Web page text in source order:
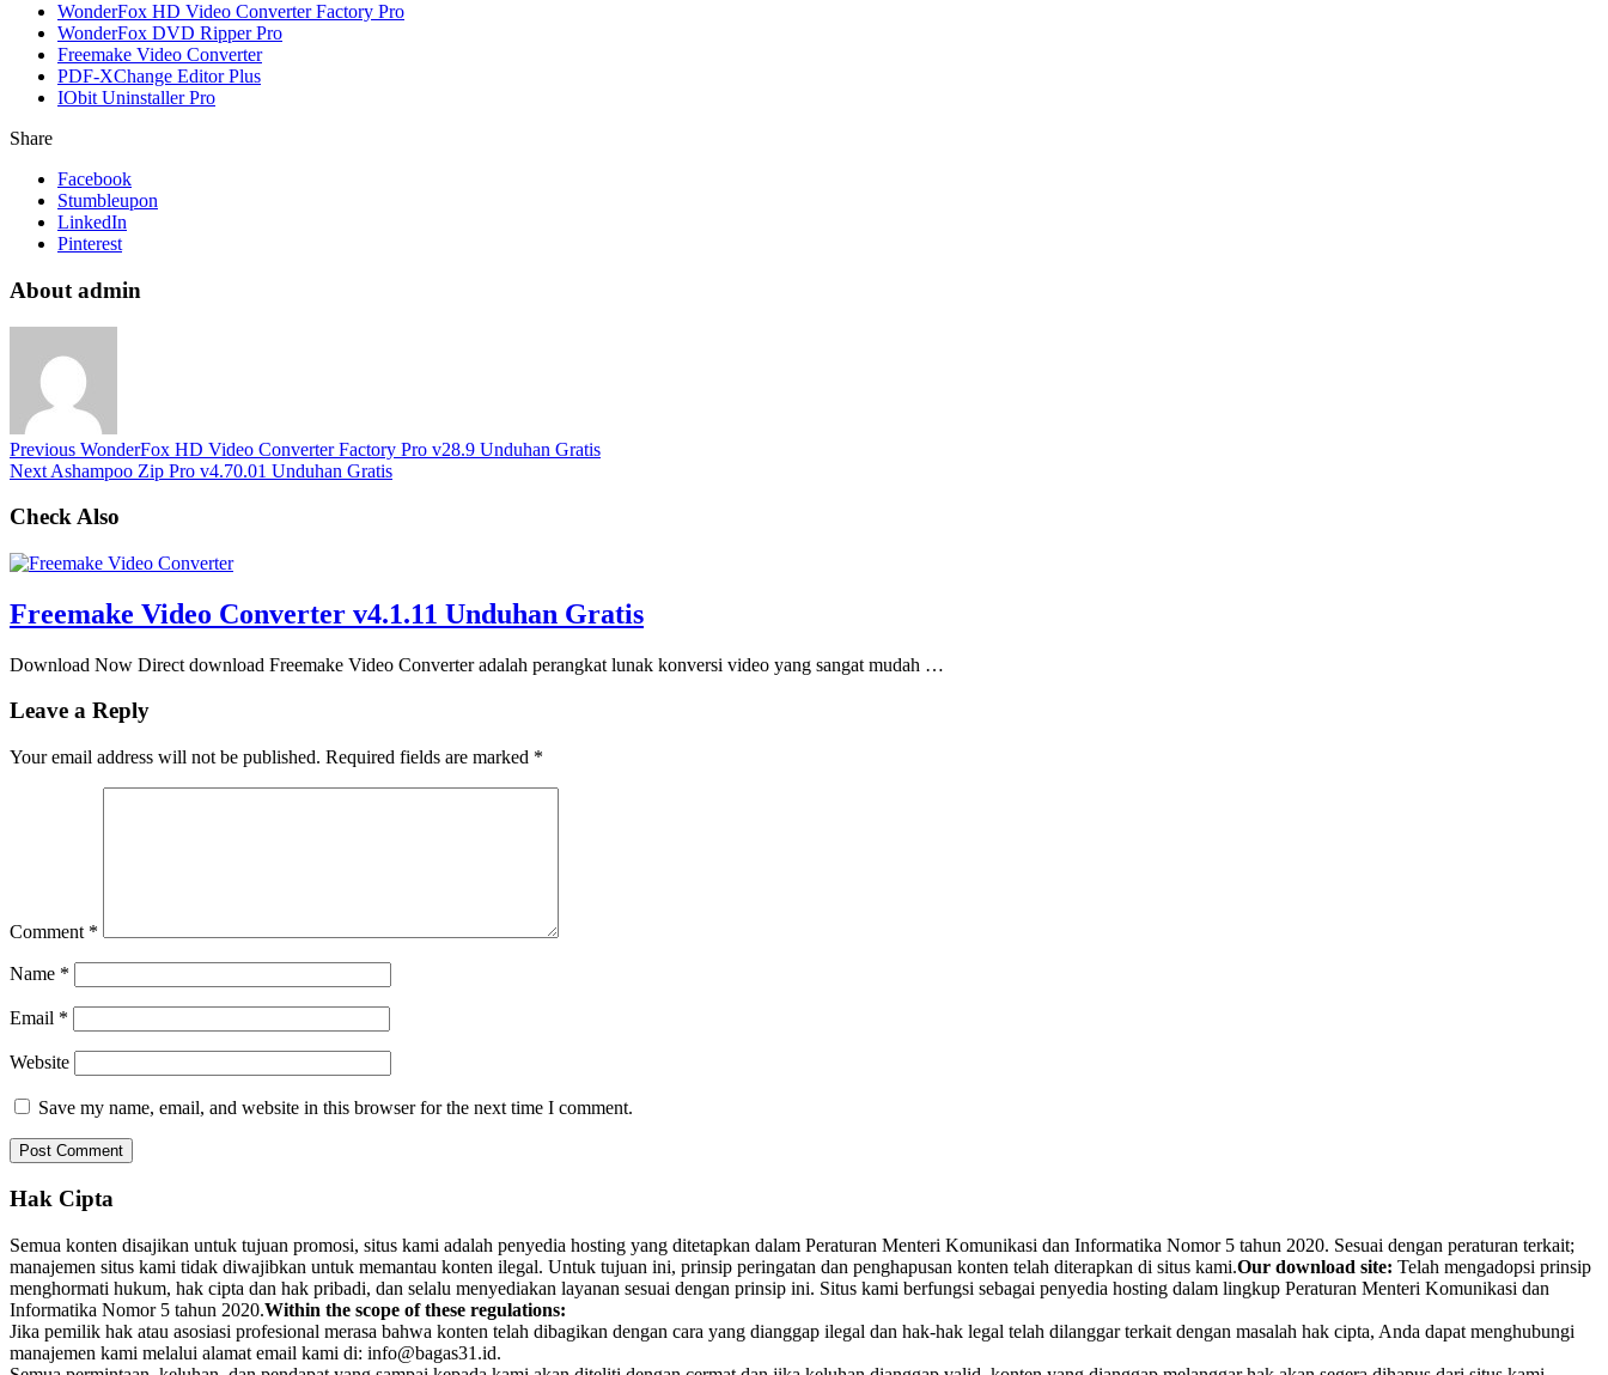
WonderFox HD Video Converter Factory Pro
WonderFox DVD Ripper Pro
Freemake Video Converter
PDF-XChange Editor Plus
IObit Uninstaller Pro
Share
Facebook
Stumbleupon
LinkedIn
Pinterest
About admin
Previous WonderFox HD Video Converter Factory Pro v28.9 Unduhan Gratis
Next Ashampoo Zip Pro v4.70.01 Unduhan Gratis
Check Also
Freemake Video Converter v4.1.11 Unduhan Gratis
Download Now Direct download Freemake Video Converter adalah perangkat lunak konversi video yang sangat mudah …
Leave a Reply
Your email address will not be published. Required fields are marked *
Comment *
Name *
Email *
Website
Save my name, email, and website in this browser for the next time I comment.
Hak Cipta
Semua konten disajikan untuk tujuan promosi, situs kami adalah penyedia hosting yang ditetapkan dalam Peraturan Menteri Komunikasi dan Informatika Nomor 5 tahun 2020. Sesuai dengan peraturan terkait;
manajemen situs kami tidak diwajibkan untuk memantau konten ilegal. Untuk tujuan ini, prinsip peringatan dan penghapusan konten telah diterapkan di situs kami.Our download site: Telah mengadopsi prinsip
menghormati hukum, hak cipta dan hak pribadi, dan selalu menyediakan layanan sesuai dengan prinsip ini. Situs kami berfungsi sebagai penyedia hosting dalam lingkup Peraturan Menteri Komunikasi dan
Informatika Nomor 5 tahun 2020.Within the scope of these regulations:
Jika pemilik hak atau asosiasi profesional merasa bahwa konten telah dibagikan dengan cara yang dianggap ilegal dan hak-hak legal telah dilanggar terkait dengan masalah hak cipta, Anda dapat menghubungi
manajemen kami melalui alamat email kami di: info@bagas31.id.